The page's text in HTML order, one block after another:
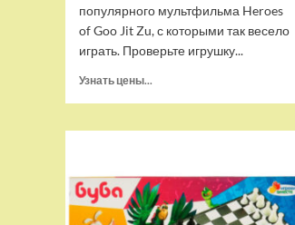
популярного мультфильма Heroes
of Goo Jit Zu, с которыми так весело
играть. Проверьте игрушку...
Узнать цены...
Тянущаяся
Тайро
и
Гигабивень